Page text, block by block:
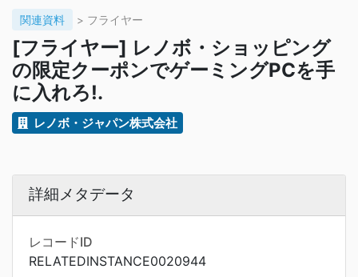
関連資料 > フライヤー
[フライヤー] レノボ・ショッピング
の限定クーポンでゲーミングPCを手
に入れろ!.
レノボ・ジャパン株式会社
詳細メタデータ
レコードID
RELATEDINSTANCE0020944